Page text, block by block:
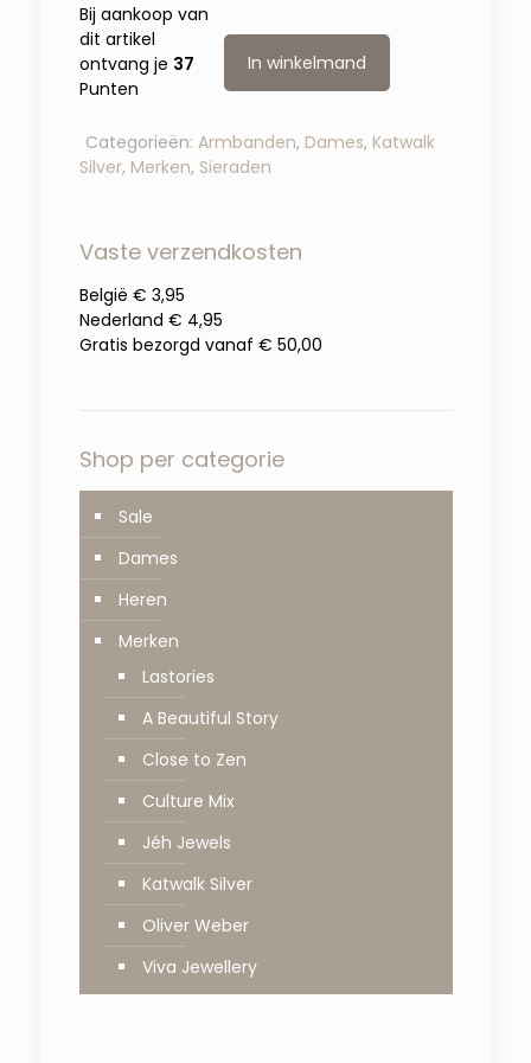
Bij aankoop van
dit artikel
ontvang je 37
Punten
In winkelmand
Categorieën: Armbanden, Dames, Katwalk
Silver, Merken, Sieraden
Vaste verzendkosten
België € 3,95
Nederland € 4,95
Gratis bezorgd vanaf € 50,00
Shop per categorie
Sale
Dames
Heren
Merken
Lastories
A Beautiful Story
Close to Zen
Culture Mix
Jéh Jewels
Katwalk Silver
Oliver Weber
Viva Jewellery